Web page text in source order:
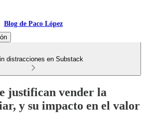
Blog de Paco López
distracciones en Substack
justifican vender la
y su impacto en el valor